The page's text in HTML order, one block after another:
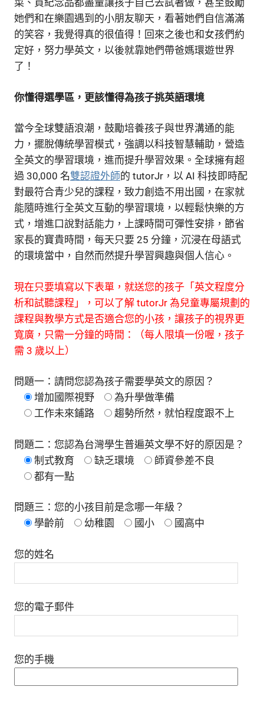
菜、買紀念品都盡量讓孩子自己去試著做，甚至鼓勵
她們和在樂園遇到的小朋友聊天，看著她們自信滿滿
的笑容，我覺得真的很值得！回來之後也和女孩們約
定好，努力學英文，以後就靠她們帶爸媽環遊世界
了！
你懂得選學區，更該懂得為孩子挑英語環境
當今全球雙語浪潮，鼓勵培養孩子與世界溝通的能
力，擺脫傳統學習模式，強調以科技智慧輔助，營造
全英文的學習環境，進而提升學習效果。全球擁有超
過 30,000 名雙認證外師的 tutorJr，以 AI 科技即時配
對最符合青少兒的課程，致力創造不用出國，在家就
能隨時進行全英文互動的學習環境，以輕鬆快樂的方
式，增進口說對話能力，上課時間可彈性安排，節省
家長的寶貴時間，每天只要 25 分鐘，沉浸在母語式
的環境當中，自然而然提升學習興趣與個人信心。
現在只要填寫以下表單，就送您的孩子「英文程度分
析和試聽課程」，可以了解 tutorJr 為兒童專屬規劃的
課程與教學方式是否適合您的小孩，讓孩子的視界更
寬廣，只需一分鐘的時間：（每人限填一份喔，孩子
需 3 歲以上）
問題一：請問您認為孩子需要學英文的原因？
增加國際視野
為升學做準備
工作未來鋪路
趨勢所然，就怕程度跟不上
問題二：您認為台灣學生普遍英文學不好的原因是？
制式教育
缺乏環境
師資參差不良
都有一點
問題三：您的小孩目前是念哪一年級？
學齡前
幼稚園 國小 國高中
您的姓名
您的電子郵件
您的手機